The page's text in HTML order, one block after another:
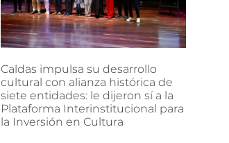
Caldas impulsa su desarrollo
cultural con alianza histórica de
siete entidades: le dijeron sí a la
Plataforma Interinstitucional para
la Inversión en Cultura